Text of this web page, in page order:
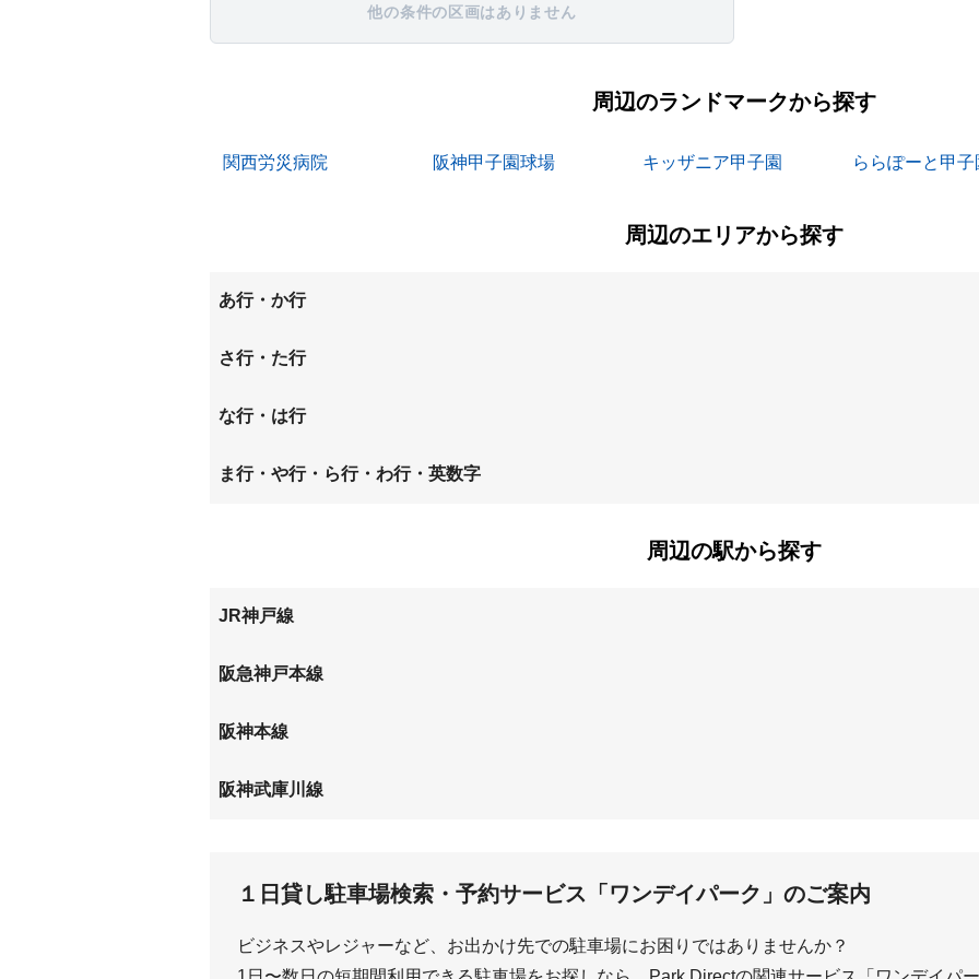
他の条件の区画はありません
周辺のランドマークから探す
関西労災病院 阪神甲子園球場 キッザニア甲子園 ららぽーと甲子
周辺のエリアから探す
あ行・か行
上鳴尾町
大庄中通
甲子園浦風町
さ行・た行
昭和通
な行・は行
中島町 七松町
ま行・や行・ら行・わ行・英数字
周辺の駅から探す
JR神戸線
甲子園口
阪急神戸本線
武庫之荘
阪神本線
出屋敷
阪神武庫川線
１日貸し駐車場検索・予約サービス「ワンデイパーク」のご案内
ビジネスやレジャーなど、お出かけ先での駐車場にお困りではありませんか？